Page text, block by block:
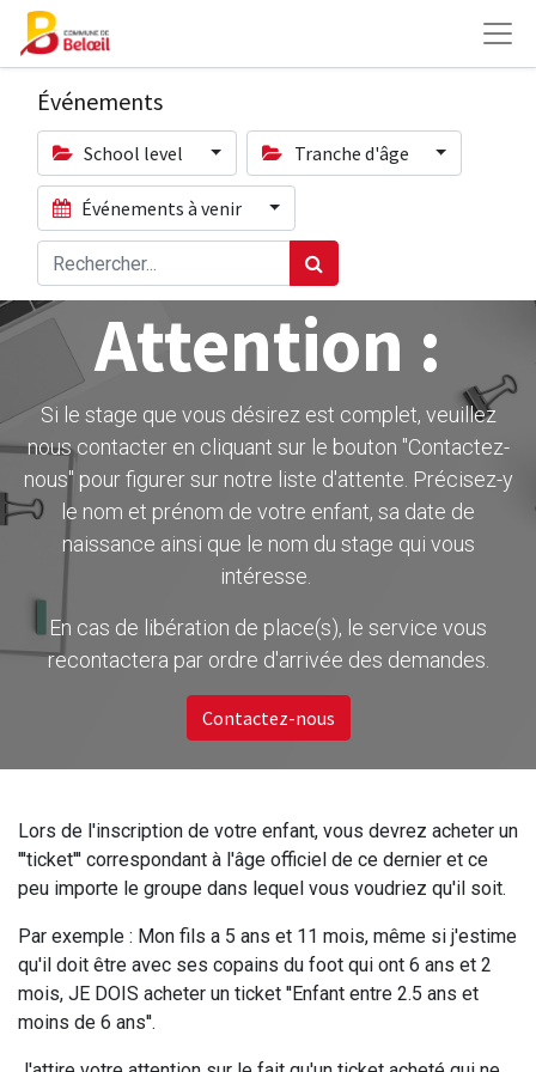
Événements
School level Tranche d'âge
Événements à venir
Attention :
Si le stage que vous désirez est complet, veuillez
nous contacter en cliquant sur le bouton ''Contactez-
nous" pour figurer sur notre liste d'attente. Précisez-y
le nom et prénom de votre enfant, sa date de
naissance ainsi que le nom du stage qui vous
intéresse.
En cas de libération de place(s), le service vous
recontactera par ordre d'arrivée des demandes.
Contactez-nous
Lors de l'inscription de votre enfant, vous devrez acheter un
'''ticket''' correspondant à l'âge officiel de ce dernier et ce
peu importe le groupe dans lequel vous voudriez qu'il soit.
Par exemple : Mon fils a 5 ans et 11 mois, même si j'estime
qu'il doit être avec ses copains du foot qui ont 6 ans et 2
mois, JE DOIS acheter un ticket ''Enfant entre 2.5 ans et
moins de 6 ans''.